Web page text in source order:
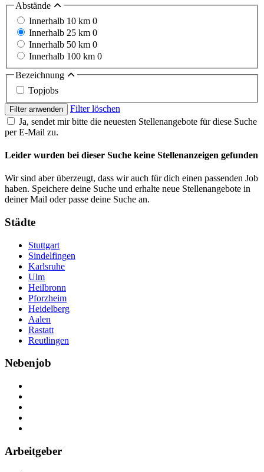
Abstände
Innerhalb 10 km 0
Innerhalb 25 km 0
Innerhalb 50 km 0
Innerhalb 100 km 0
Bezeichnung
Topjobs
Filter anwenden
Filter löschen
Ja, sendet mir bitte die neuesten Stellenangebote für diese Suche
per E-Mail zu.
Leider wurden bei dieser Suche keine Stellenanzeigen gefunden
Wir sind aber überzeugt, dass wir auch für dich einen passenden Job
haben. Speichere deine Suche und erhalte neue Stellenangebote in
deiner Mail oder passe deine Suche an.
Städte
Stuttgart
Sindelfingen
Karlsruhe
Ulm
Heilbronn
Pforzheim
Heidelberg
Aalen
Rastatt
Reutlingen
Nebenjob
Arbeitgeber